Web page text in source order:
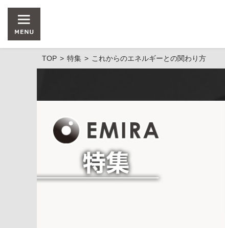
TOP 特集 これからのエネルギーとの関わり方